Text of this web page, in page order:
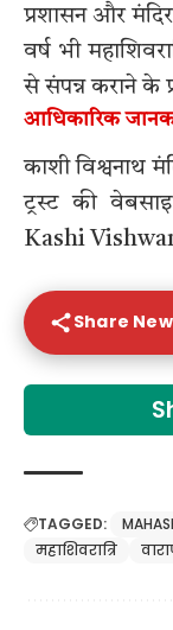
प्रशासन और
वर्ष भी
से संपन्न कराने के
आधिकारिक
काशी विश्वनाथ
ट्रस्ट की
Kashi
Share
TAGGED:
महाशिवरात्रि